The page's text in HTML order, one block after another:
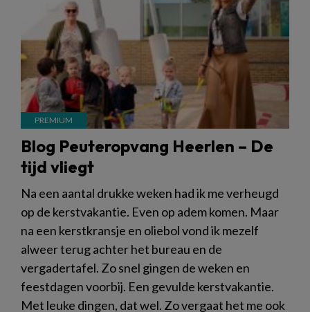
Blog Peuteropvang Heerlen – De
tijd vliegt
Na een aantal drukke weken had ik me verheugd
op de kerstvakantie. Even op adem komen. Maar
na een kerstkransje en oliebol vond ik mezelf
alweer terug achter het bureau en de
vergadertafel. Zo snel gingen de weken en
feestdagen voorbij. Een gevulde kerstvakantie.
Met leuke dingen, dat wel. Zo vergaat het me ook